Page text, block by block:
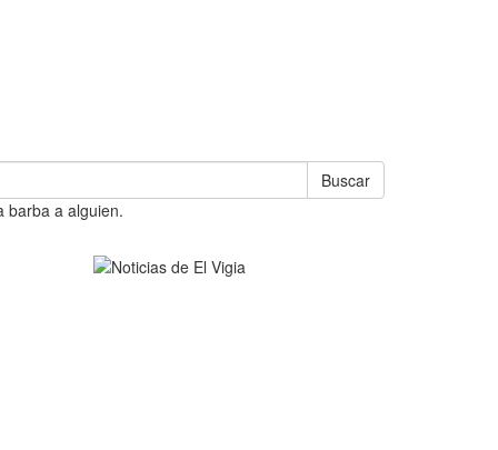
Buscar
barba a alguien.